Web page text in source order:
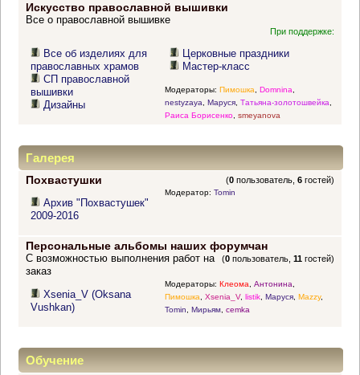
Искусство православной вышивки
Все о православной вышивке
При поддержке:
Все об изделиях для
православных храмов
СП православной
вышивки
Дизайны
Церковные праздники
Мастер-класс
Модераторы: Пимошка Domnina
nestyzaya
Маруся, Татьяна-золотошвейка
Раиса Борисенко, smeyanova
Галерея
Похвастушки (0 пользователь,6 гостей)
Архив "Похвастушек"
2009-2016
Модератор: Tomin
Персональные альбомы наших форумчан
(0 пользователь,11 гостей)
С возможностью выполнения работ на
заказ
Xsenia_V (Oksana
Vushkan)
Модераторы: Клеома, Антонина,
Пимошка, Xsenia_V, listik, Маруся, Mazzy,
Tomin, Мирьям, cemka
Обучение